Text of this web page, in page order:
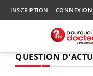
INSCRIPTION CONNEXION
QUESTION D'ACTU